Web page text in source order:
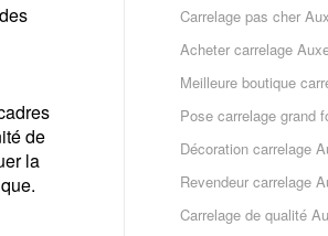
de
la
Carrelage pas cher
Acheter carrelage
Meilleure boutique
Pose carrelage grand
Décoration carrelage
Revendeur carrelage
Carrelage de qualité